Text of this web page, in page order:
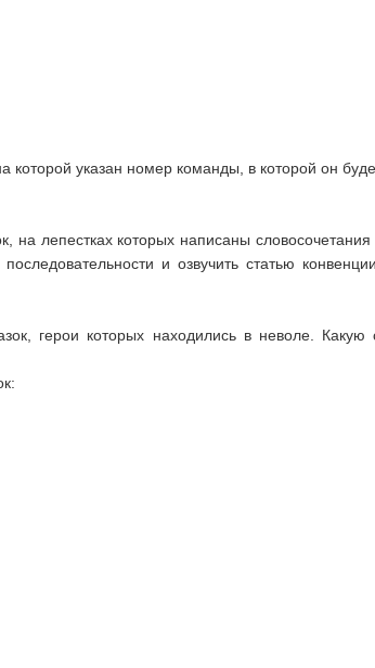
которой указан номер команды, в которой он
на лепестках которых написаны
и озвучить статью
герои которых находились в неволе.